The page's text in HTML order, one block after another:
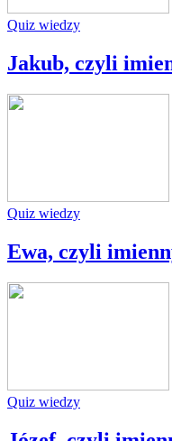
Quiz wiedzy
Jakub, czyli
Quiz wiedzy
Ewa, czyli
Quiz wiedzy